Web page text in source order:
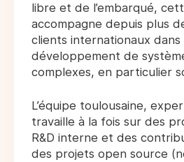
libre et de l’embarqué,
accompagne depuis plus
clients internationaux dans
développement de
complexes, en particulier
L’équipe toulousaine,
travaille à la fois sur des
R&D interne et des
des projets open source